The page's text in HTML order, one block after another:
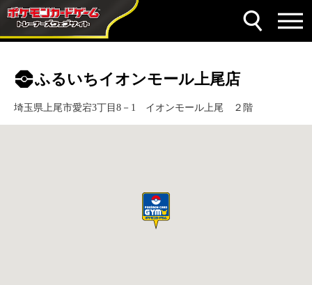
ふるいちイオンモール上尾店
埼玉県上尾市愛宕3丁目8－1 イオンモール上尾 ２階